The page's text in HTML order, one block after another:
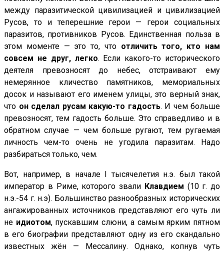
между паразитической цивилизацией и цивилизацией
Русов, то и теперешние герои — герои социальных
паразитов, противников Русов. Единственная польза в
этом моменте — это то, что отличить того, кто нам
совсем не друг, легко. Если какого-то исторического
деятеля превозносят до небес, отстраивают ему
немерянное кличество памятников, мемориальных
досок и называют его именем улицы, это верный знак,
что он сделал русам какую-то гадость. И чем больше
превозносят, тем гадость больше. Это справедливо и в
обратном случае — чем больше ругают, тем ругаемая
личность чем-то очень не угодила паразитам. Надо
разбираться только, чем.
Вот, например, в начале I тысячелетия н.э. был такой
император в Риме, которого звали Клавдием (10 г. до
н.э.-54 г. н.э). Большинство разнообразных исторических
ангажированных источников представляют его чуть ли
не идиотом, пускавшим слюни, а самым ярким пятном
в его биографии представляют одну из его скандально
известных жён — Мессалину. Однако, копнув чуть